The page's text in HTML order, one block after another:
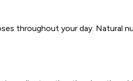
throughout your day. Natural